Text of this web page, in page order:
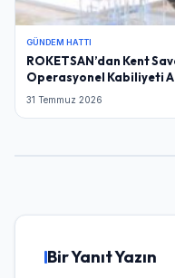
GÜNDEM HATTI
ROKETSAN’dan Kent
Operasyonel Kabiliyeti
31 Temmuz 2026
Bir Yanıt Yazın